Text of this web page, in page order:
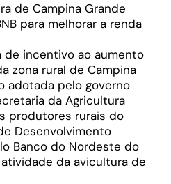
de Campina Grande
para melhorar a renda
incentivo ao aumento
zona rural de Campina
adotada pelo governo
da Agricultura
produtores rurais do
Desenvolvimento
Banco do Nordeste do
atividade da avicultura de